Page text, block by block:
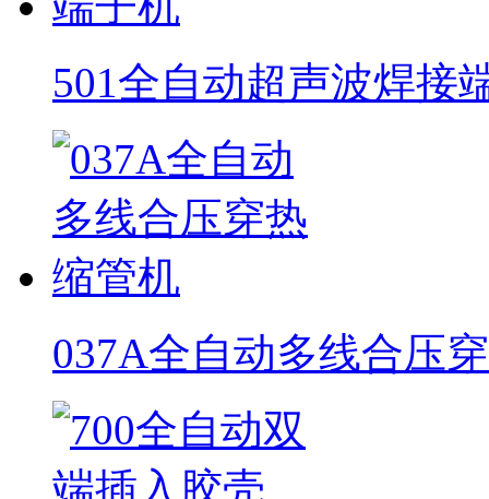
501全自动超声波焊接
037A全自动多线合压